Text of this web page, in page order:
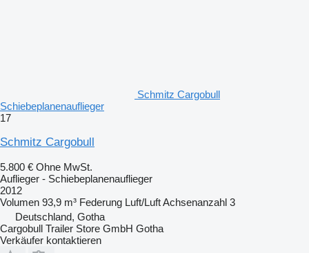
Schmitz Cargobull
Schiebeplanenauflieger
17
Schmitz Cargobull
5.800 € Ohne MwSt.
Auflieger - Schiebeplanenauflieger
2012
Volumen 93,9 m³ Federung Luft/LuftAchsenanzahl 3
Deutschland, Gotha
Cargobull Trailer Store GmbH Gotha
Verkäufer kontaktieren